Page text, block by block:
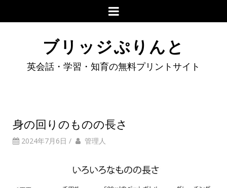
ブリッジぷりんと
英会話・学習・知育の無料プリントサイト
身の回りのものの長さ
2024年7月6日 / 管理人